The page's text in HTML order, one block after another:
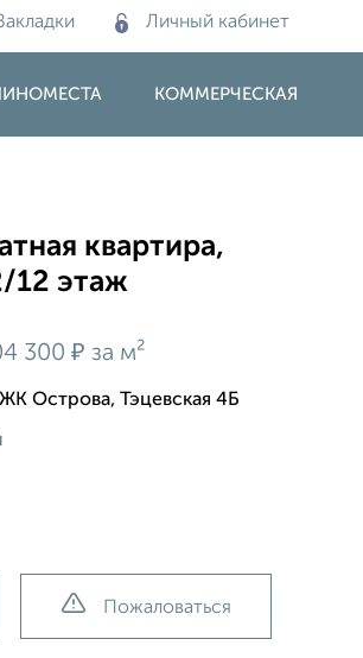
Личный кабинет
КОММЕРЧЕСКАЯ
квартира,
12 этаж
300₽ за м²
Острова, Тэцевская 4Б
Пожаловаться